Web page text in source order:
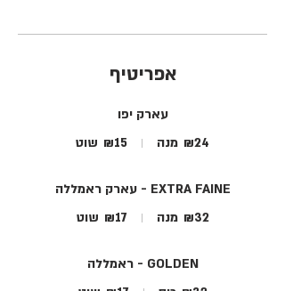
אפריטיף
עארק יפו
שוט ₪15 מנה ₪24
עארק ראמללה - EXTRA FAINE
שוט ₪17 מנה ₪32
ראמללה - GOLDEN